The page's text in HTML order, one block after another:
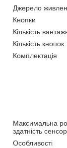
Джерело
Кнопки
Кількість
Кількість кнопок
Комплектація
Максимальна
здатність
Особливості